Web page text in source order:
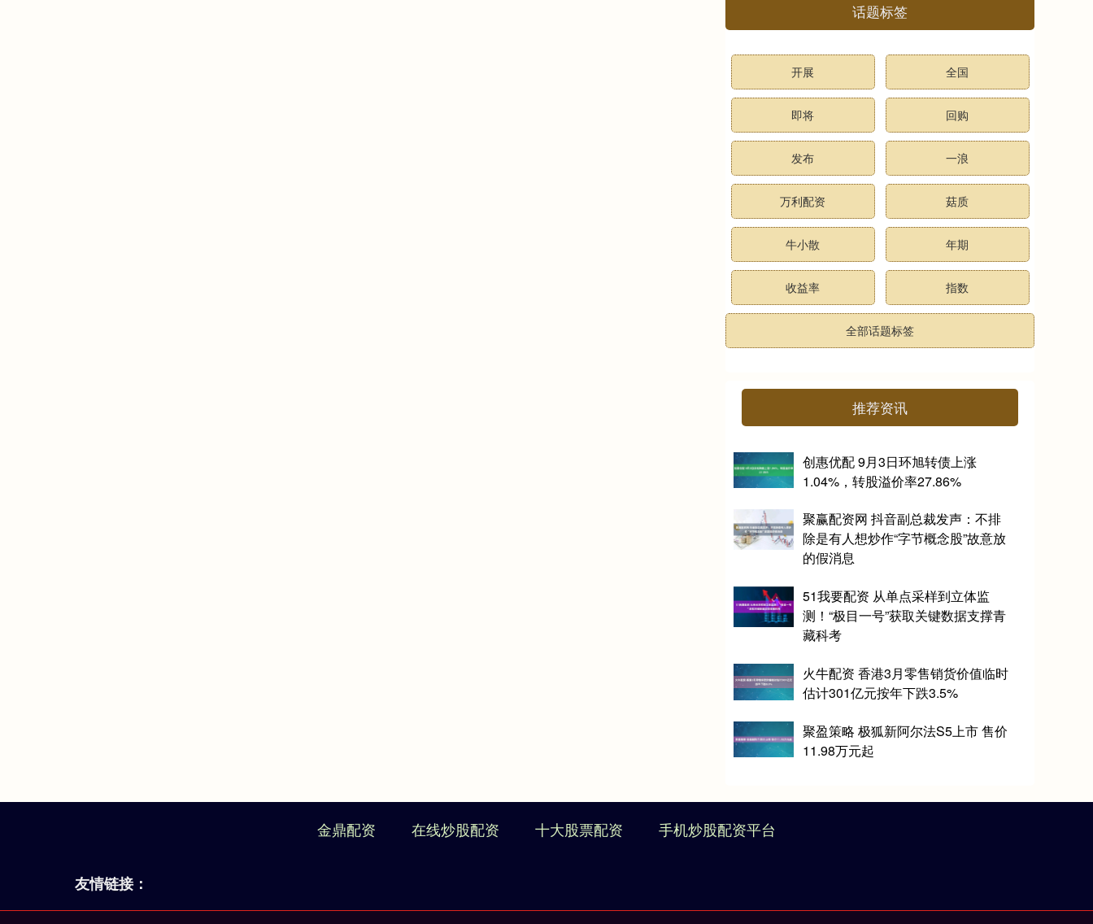
话题标签
开展 全国
即将 回购
发布 一浪
万利配资 菇质
牛小散 年期
收益率 指数
全部话题标签
推荐资讯
创惠优配 9月3日环旭转债上涨
1.04%，转股溢价率27.86%
聚赢配资网 抖音副总裁发声：不排
除是有人想炒作“字节概念股”故意放
的假消息
51我要配资 从单点采样到立体监
测！“极目一号”获取关键数据支撑青
藏科考
火牛配资 香港3月零售销货价值临时
估计301亿元按年下跌3.5%
聚盈策略 极狐新阿尔法S5上市 售价
11.98万元起
金鼎配资 在线炒股配资 十大股票配资 手机炒股配资平台
友情链接：